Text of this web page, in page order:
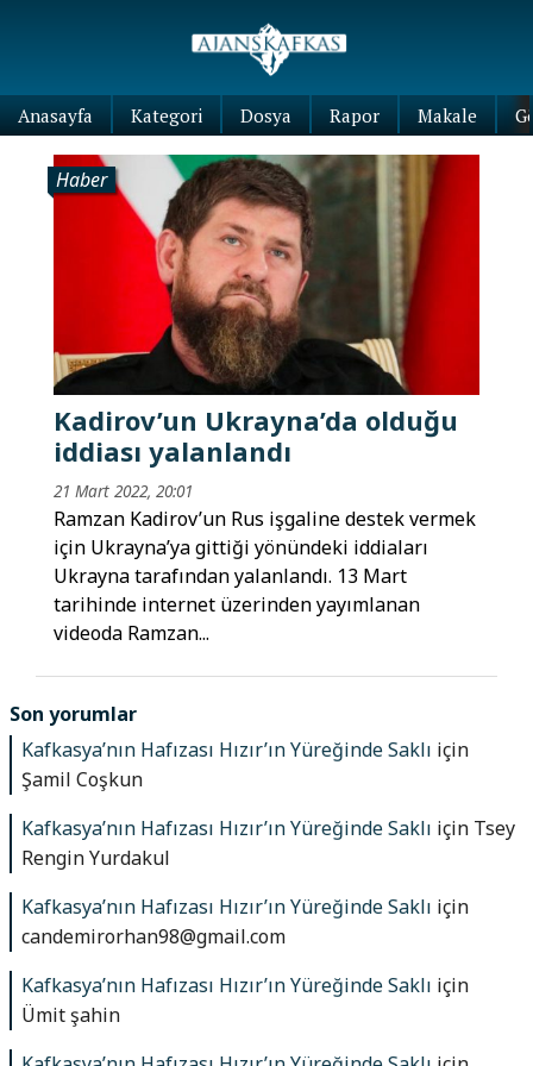
Anasayfa Kategori Dosya Rapor Makale
Haber
Kadirov’un Ukrayna’da olduğu
iddiası yalanlandı
21 Mart 2022, 20:01
Ramzan Kadirov’un Rus işgaline destek vermek
için Ukrayna’ya gittiği yönündeki iddiaları
Ukrayna tarafından yalanlandı. 13 Mart
tarihinde internet üzerinden yayımlanan
videoda Ramzan...
Son yorumlar
Kafkasya’nın Hafızası Hızır’ın Yüreğinde Saklı için
Şamil Coşkun
Kafkasya’nın Hafızası Hızır’ın Yüreğinde Saklı için Tsey
Rengin Yurdakul
Kafkasya’nın Hafızası Hızır’ın Yüreğinde Saklı için
candemirorhan98@gmail.com
Kafkasya’nın Hafızası Hızır’ın Yüreğinde Saklı için
Ümit şahin